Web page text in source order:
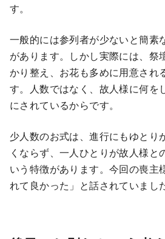
す。
一般的には参列者が少ないと簡素
があります。しかし実際には、祭
かり整え、お花も多めに用意され
す。人数ではなく、故人様に何を
にされているからです。
少人数のお式は、進行にもゆとり
くならず、一人ひとりが故人様と
いう特徴があります。今回の喪主
れて良かった」と話されていました